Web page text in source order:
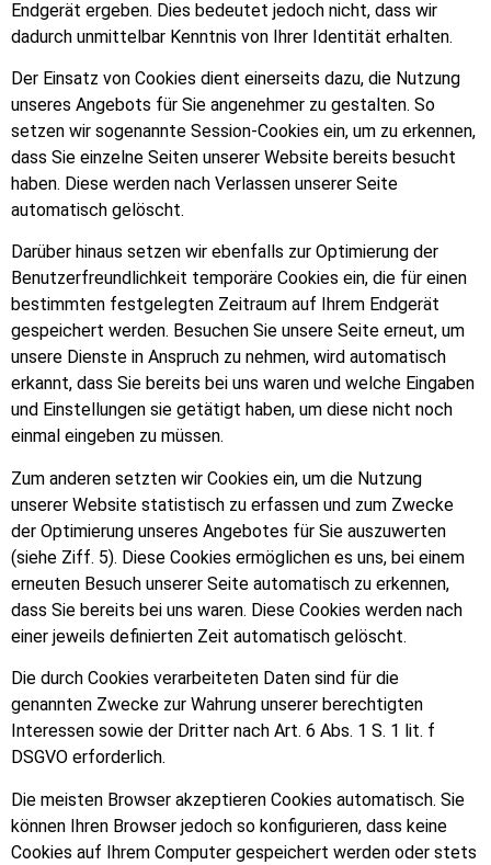
Endgerät ergeben. Dies bedeutet jedoch nicht, dass wir
dadurch unmittelbar Kenntnis von Ihrer Identität erhalten.
Der Einsatz von Cookies dient einerseits dazu, die Nutzung
unseres Angebots für Sie angenehmer zu gestalten. So
setzen wir sogenannte Session-Cookies ein, um zu erkennen,
dass Sie einzelne Seiten unserer Website bereits besucht
haben. Diese werden nach Verlassen unserer Seite
automatisch gelöscht.
Darüber hinaus setzen wir ebenfalls zur Optimierung der
Benutzerfreundlichkeit temporäre Cookies ein, die für einen
bestimmten festgelegten Zeitraum auf Ihrem Endgerät
gespeichert werden. Besuchen Sie unsere Seite erneut, um
unsere Dienste in Anspruch zu nehmen, wird automatisch
erkannt, dass Sie bereits bei uns waren und welche Eingaben
und Einstellungen sie getätigt haben, um diese nicht noch
einmal eingeben zu müssen.
Zum anderen setzten wir Cookies ein, um die Nutzung
unserer Website statistisch zu erfassen und zum Zwecke
der Optimierung unseres Angebotes für Sie auszuwerten
(siehe Ziff. 5). Diese Cookies ermöglichen es uns, bei einem
erneuten Besuch unserer Seite automatisch zu erkennen,
dass Sie bereits bei uns waren. Diese Cookies werden nach
einer jeweils definierten Zeit automatisch gelöscht.
Die durch Cookies verarbeiteten Daten sind für die
genannten Zwecke zur Wahrung unserer berechtigten
Interessen sowie der Dritter nach Art. 6 Abs. 1 S. 1 lit. f
DSGVO erforderlich.
Die meisten Browser akzeptieren Cookies automatisch. Sie
können Ihren Browser jedoch so konfigurieren, dass keine
Cookies auf Ihrem Computer gespeichert werden oder stets